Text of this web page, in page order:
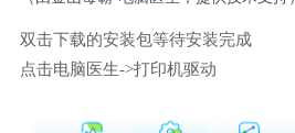
双击下载的安装包等待安装完成
点击电脑医生->打印机驱动